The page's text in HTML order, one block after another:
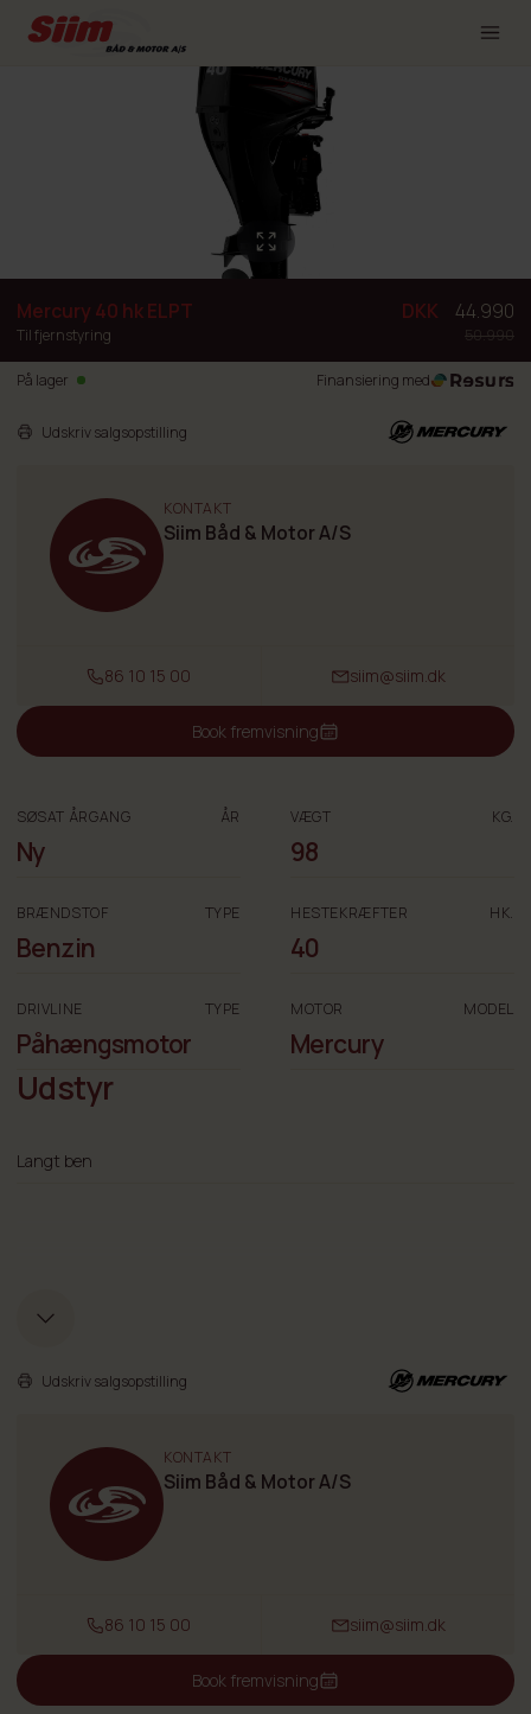
Mercury 40 hk ELPT
Til fjernstyring
DKK 44.990
50.990
På lager Finansiering med
Udskriv salgsopstilling
KONTAKT
Siim Båd & Motor A/S
86 10 15 00 siim@siim.dk
Book fremvisning
SØSAT ÅRGANG ÅR
Ny
VÆGT KG.
98
BRÆNDSTOF TYPE
Benzin
HESTEKRÆFTER HK.
40
DRIVLINE TYPE
Påhængsmotor
MOTOR MODEL
Mercury
Udstyr
Langt ben
Udskriv salgsopstilling
KONTAKT
Siim Båd & Motor A/S
86 10 15 00 siim@siim.dk
Book fremvisning